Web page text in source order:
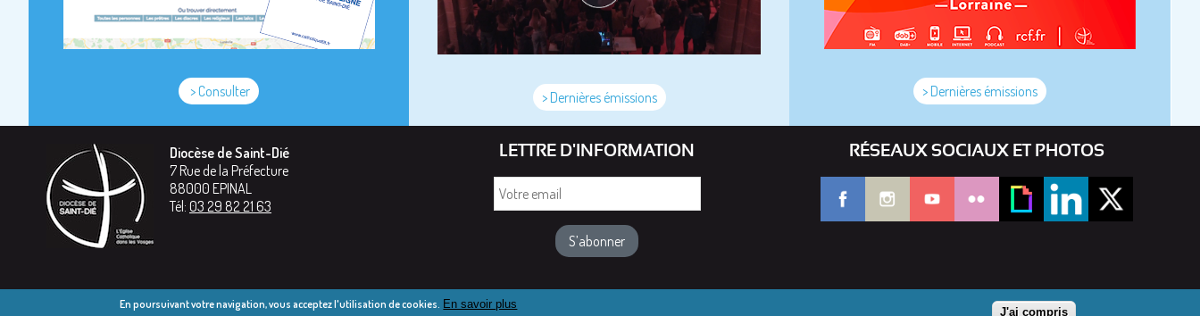
> Consulter > Dernières émissions > Dernières émissions
Diocèse de Saint-Dié
7 Rue de la Préfecture
88000 EPINAL
Tél: 03 29 82 21 63
LETTRE D'INFORMATION RÉSEAUX SOCIAUX ET PHOTOS
En poursuivant votre navigation, vous acceptez l'utilisation de cookies. En savoir plus
J'ai compris